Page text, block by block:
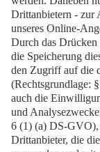
Kontakt
Erklärung